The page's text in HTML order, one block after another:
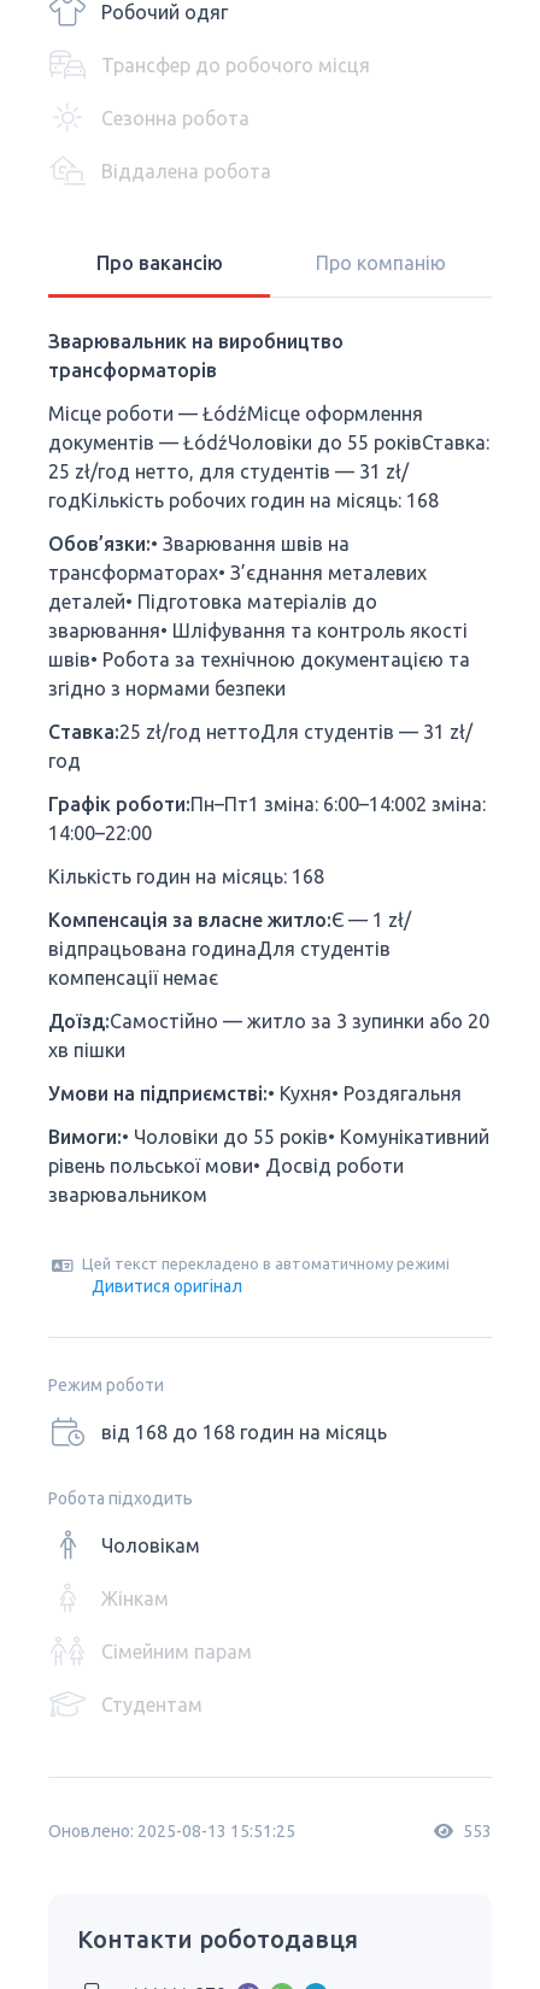
Робочий одяг
Трансфер до робочого місця
Сезонна робота
Віддалена робота
Про вакансію Про компанію
Зварювальник на виробництво
трансформаторів
Місце роботи — ŁódźМісце оформлення
документів — ŁódźЧоловіки до 55 роківСтавка:
25 zł/год нетто, для студентів — 31 zł/
годКількість робочих годин на місяць: 168
Обов’язки:• Зварювання швів на
трансформаторах• З’єднання металевих
деталей• Підготовка матеріалів до
зварювання• Шліфування та контроль якості
швів• Робота за технічною документацією та
згідно з нормами безпеки
Ставка:25 zł/год неттоДля студентів — 31 zł/
год
Графік роботи:Пн–Пт1 зміна: 6:00–14:002 зміна:
14:00–22:00
Кількість годин на місяць: 168
Компенсація за власне житло:Є — 1 zł/
відпрацьована годинаДля студентів
компенсації немає
Доїзд:Самостійно — житло за 3 зупинки або 20
хв пішки
Умови на підприємстві:• Кухня• Роздягальня
Вимоги:• Чоловіки до 55 років• Комунікативний
рівень польської мови• Досвід роботи
зварювальником
Цей текст перекладено в автоматичному режимі
Дивитися оригінал
Режим роботи
від 168 до 168 годин на місяць
Робота підходить
Чоловікам
Жінкам
Сімейним парам
Студентам
Оновлено: 2025-08-13 15:51:25 553
Контакти роботодавця